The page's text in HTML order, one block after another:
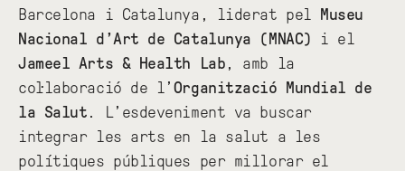
Barcelona i Catalunya, liderat pel Museu
Nacional d’Art de Catalunya (MNAC) i el
Jameel Arts & Health Lab , amb la
col·laboració de l’ Organització Mundial de
la Salut . L’esdeveniment va buscar
integrar les arts en la salut a les
polítiques públiques per millorar el